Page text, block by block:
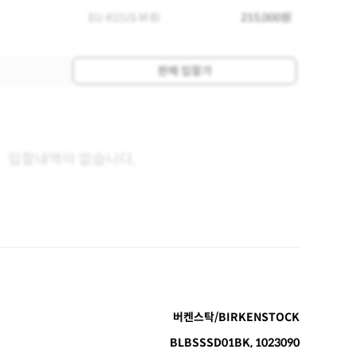
EU 41(US M 8)
215,000원
판매 입찰가
버켄스탁/BIRKENSTOCK
BLBSSSD01BK, 1023090